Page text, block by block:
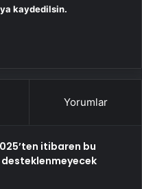
kaydedilsin.
Yorumlar
itibaren bu